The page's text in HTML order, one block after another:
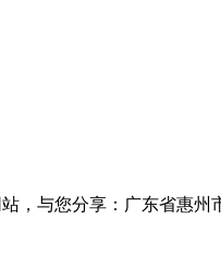
，与您分享：广东省惠州